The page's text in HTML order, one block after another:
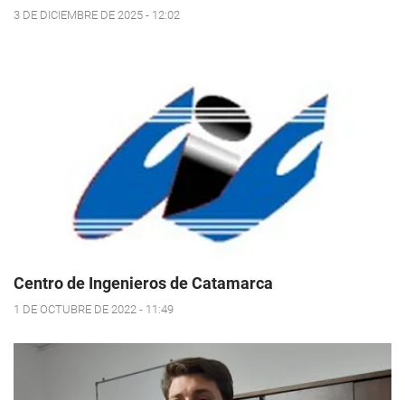
3 DE DICIEMBRE DE 2025 - 12:02
Centro de Ingenieros de Catamarca
1 DE OCTUBRE DE 2022 - 11:49